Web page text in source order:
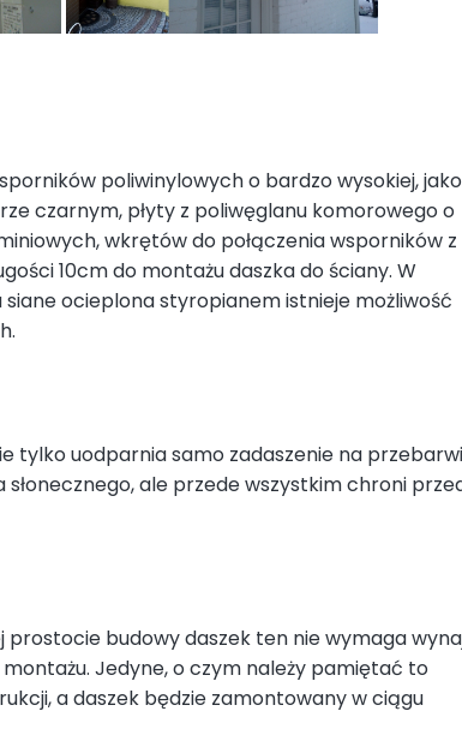
poliwinylowych o bardzo wysokiej,
czarnym, płyty z poliwęglanu komorowego o
wkrętów do połączenia wsporników z
10cm do montażu daszka do ściany. W
ocieplona styropianem istnieje możliwość
tylko uodparnia samo zadaszenie na
słonecznego, ale przede wszystkim chroni
prostocie budowy daszek ten nie wymaga
Jedyne, o czym należy pamiętać to
a daszek będzie zamontowany w ciągu